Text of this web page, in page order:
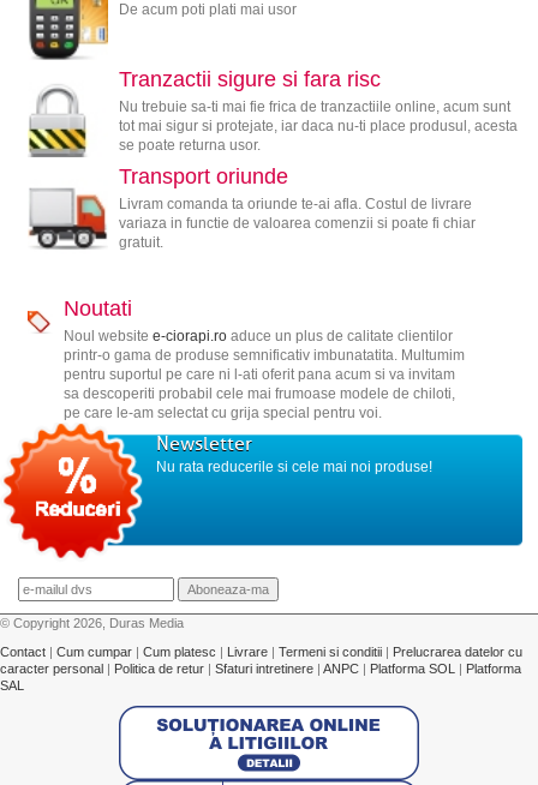
De acum poti plati mai usor
Tranzactii sigure si fara risc
Nu trebuie sa-ti mai fie frica de tranzactiile online, acum sunt
tot mai sigur si protejate, iar daca nu-ti place produsul, acesta
se poate returna usor.
Transport oriunde
Livram comanda ta oriunde te-ai afla. Costul de livrare
variaza in functie de valoarea comenzii si poate fi chiar
gratuit.
Noutati
Noul website e-ciorapi.roaduce un plus de calitate clientilor
printr-o gama de produse semnificativ imbunatatita. Multumim
pentru suportul pe care ni l-ati oferit pana acum si va invitam
sa descoperiti probabil cele mai frumoase modele de chiloti,
pe care le-am selectat cu grija special pentru voi.
Newsletter
Nu rata reducerile si cele mai noi produse!
© Copyright 2026, Duras Media
Contact | Cum cumpar | Cum platesc | Livrare | Termeni si conditii | Prelucrarea datelor cu
caracter personal | Politica de retur | Sfaturi intretinere | ANPC | Platforma SOL | Platforma
SAL